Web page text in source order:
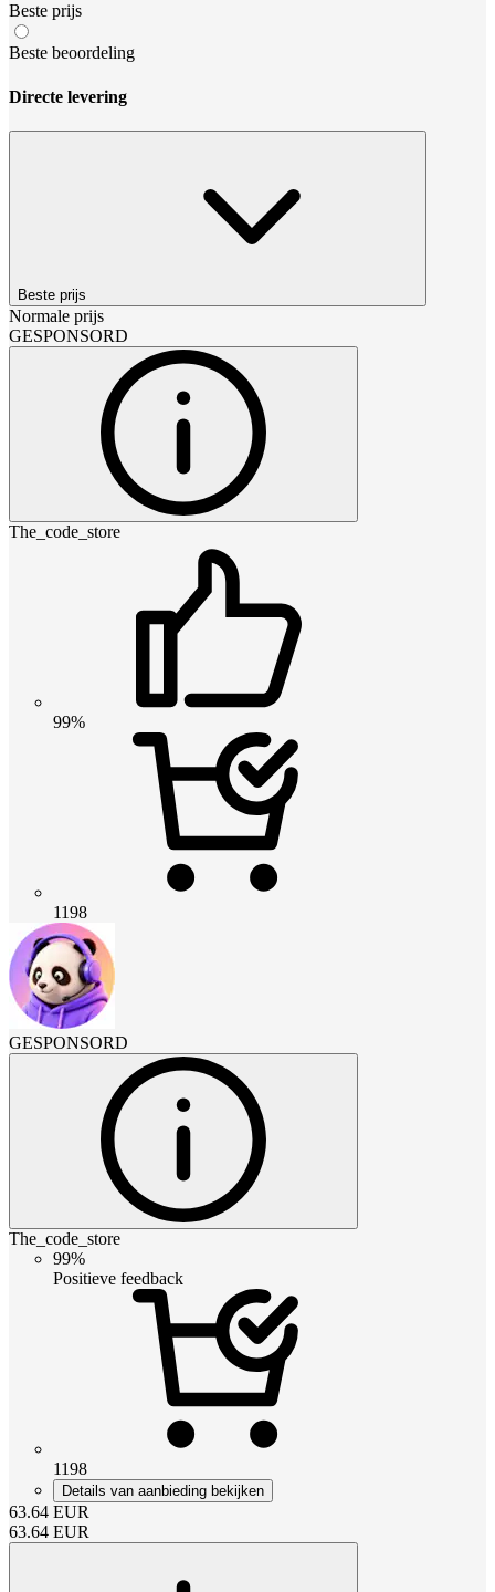
Beste prijs
Beste beoordeling
Directe levering
Beste prijs
Normale prijs
GESPONSORD
The_code_store
99%
1198
GESPONSORD
The_code_store
99%
Positieve feedback
1198
Details van aanbieding bekijken
63.64 EUR
63.64 EUR